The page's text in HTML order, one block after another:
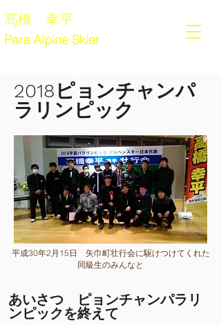
髙橋 幸平
Para Alpine Skier
​2018ピョンチャンパ
ラリンピック
平成30年2月15日 矢巾町壮行会に駆けつけてくれた
同級生のみんなと
​あいさつ ピョンチャンパラリ
ンピックを終えて